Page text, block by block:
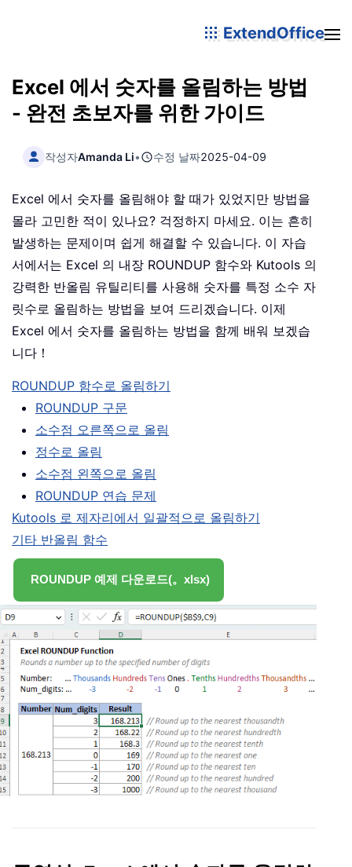
ExtendOffice
Excel 에서 숫자를 올림하는 방법
- 완전 초보자를 위한 가이드
작성자Amanda Li• 수정 날짜2025-04-09
Excel 에서 숫자를 올림해야 할 때가 있었지만 방법을
몰라 고민한 적이 있나요? 걱정하지 마세요. 이는 흔히
발생하는 문제이며 쉽게 해결할 수 있습니다. 이 자습
서에서는 Excel 의 내장 ROUNDUP 함수와 Kutools 의
강력한 반올림 유틸리티를 사용해 숫자를 특정 소수 자
릿수로 올림하는 방법을 보여 드리겠습니다. 이제
Excel 에서 숫자를 올림하는 방법을 함께 배워 보겠습
니다！
ROUNDUP 함수로 올림하기
ROUNDUP 구문
소수점 오른쪽으로 올림
정수로 올림
소수점 왼쪽으로 올림
ROUNDUP 연습 문제
Kutools 로 제자리에서 일괄적으로 올림하기
기타 반올림 함수
ROUNDUP 예제 다운로드(。xlsx)